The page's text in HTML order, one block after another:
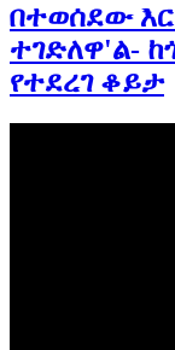
በተወሰደው
ተገድለዋ'ል-
የተደረገ ቆይታ